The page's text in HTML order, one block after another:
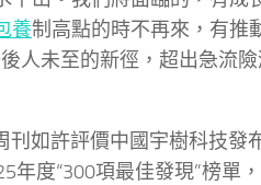
養制高點的時不再來，有推
人未至的新徑，超出急流險
如許評價中國宇樹科技發
年度“300項最佳發現”榜單